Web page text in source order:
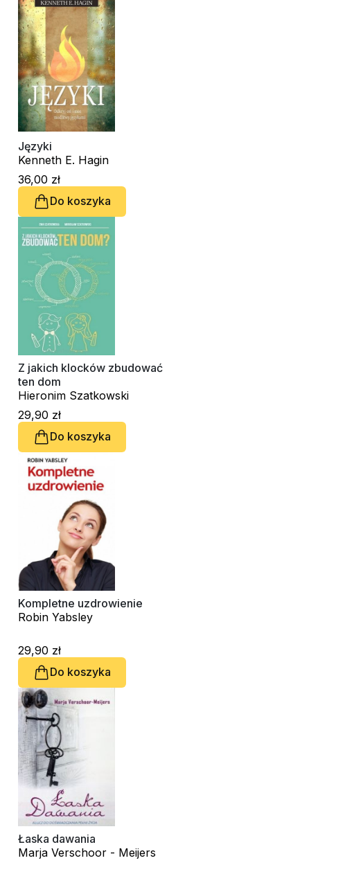
Języki
Kenneth E. Hagin
36,00 zł
Do koszyka
Z jakich klocków zbudować
ten dom
Hieronim Szatkowski
29,90 zł
Do koszyka
Kompletne uzdrowienie
Robin Yabsley
29,90 zł
Do koszyka
Łaska dawania
Marja Verschoor - Meijers